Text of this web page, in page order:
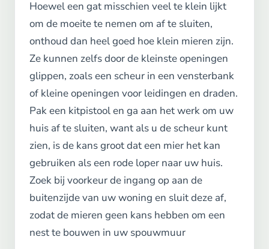
Hoewel een gat misschien veel te klein lijkt
om de moeite te nemen om af te sluiten,
onthoud dan heel goed hoe klein mieren zijn.
Ze kunnen zelfs door de kleinste openingen
glippen, zoals een scheur in een vensterbank
of kleine openingen voor leidingen en draden.
Pak een kitpistool en ga aan het werk om uw
huis af te sluiten, want als u de scheur kunt
zien, is de kans groot dat een mier het kan
gebruiken als een rode loper naar uw huis.
Zoek bij voorkeur de ingang op aan de
buitenzijde van uw woning en sluit deze af,
zodat de mieren geen kans hebben om een
nest te bouwen in uw spouwmuur